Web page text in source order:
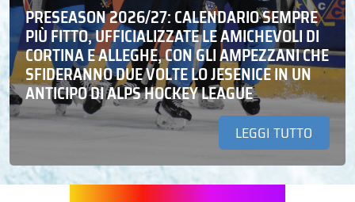
PRESEASON 2026/27: CALENDARIO SEMPRE
PIÙ FITTO, UFFICIALIZZATE LE AMICHEVOLI DI
CORTINA E ALLEGHE, CON GLI AMPEZZANI CHE
SFIDERANNO DUE VOLTE LO JESENICE IN UN
ANTICIPO DI ALPS HOCKEY LEAGUE
LEGGI TUTTO